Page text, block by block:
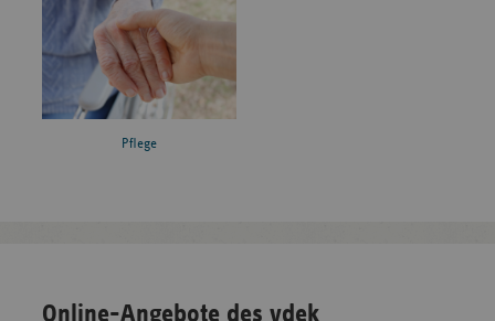
Pflege
Online-Angebote des vdek